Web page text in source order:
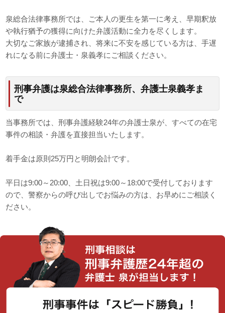
泉総合法律事務所では、ご本人の更生を第一に考え、早期釈放
や執行猶予の獲得に向けた弁護活動に全力を尽くします。
大切なご家族が逮捕され、将来に不安を感じている方は、手遅
れになる前に弁護士・泉義孝にご相談ください。
刑事弁護は泉総合法律事務所、弁護士泉義孝ま
で
当事務所では、刑事弁護経験24年の弁護士泉が、すべての在宅
事件の相談・弁護を直接担当いたします。
着手金は原則25万円と明朗会計です。
平日は9:00～20:00、土日祝は9:00～18:00で受付しております
ので、警察からの呼び出しでお悩みの方は、お早めにご相談く
ださい。